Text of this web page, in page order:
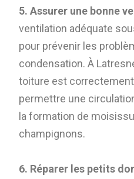
5. Assurer une bonne
ventilation adéquate
pour prévenir les
condensation. À
toiture est
permettre une
la formation de
champignons.
6. Réparer les petits